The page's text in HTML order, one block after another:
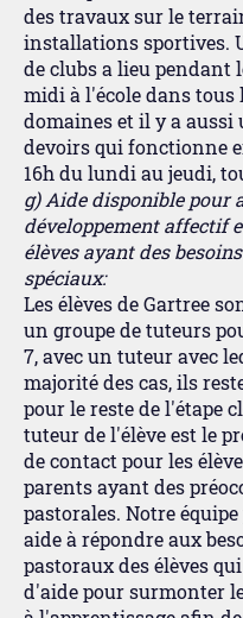
des travaux sur le
installations sportives.
de clubs a lieu pendant
midi à l'école dans tous
domaines et il y a aussi
devoirs qui fonctionne
16h du lundi au jeudi,
g) Aide disponible pour
développement affectif
élèves ayant des
spéciaux:
Les élèves de Gartree
un groupe de tuteurs
7, avec un tuteur avec
majorité des cas, ils
pour le reste de l'étape
tuteur de l'élève est le
de contact pour les
parents ayant des
pastorales. Notre
aide à répondre aux
pastoraux des élèves
d'aide pour surmonter